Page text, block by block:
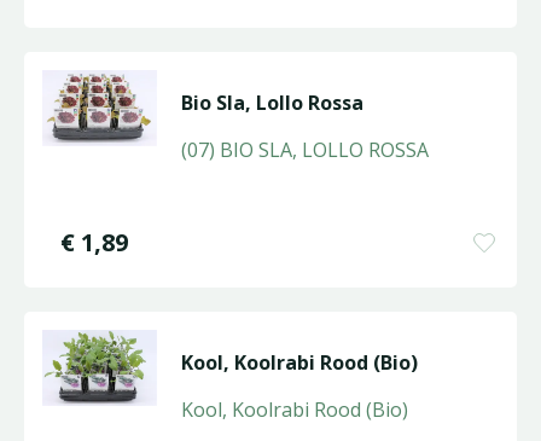
Bio Sla, Lollo Rossa
(07) BIO SLA, LOLLO ROSSA
€ 1,89
Kool, Koolrabi Rood (Bio)
Kool, Koolrabi Rood (Bio)